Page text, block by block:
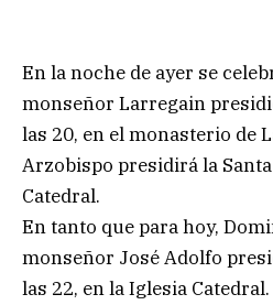
En la noche de ayer se
monseñor Larregain
las 20, en el monasterio de
Arzobispo presidirá la
Catedral.
En tanto que para hoy,
monseñor José Adolfo
las 22, en la Iglesia Catedral.